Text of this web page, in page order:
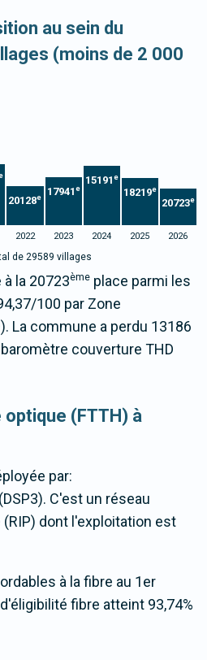
au sein du
(moins de 2 000
20128e 17941 e
15191 e
18219e
20723e
2022 2023 2024 2025 2026
de 29589 villages
la 20723ème place parmi les
100 par Zone
). La commune a perdu 13186
couverture THD
optique (FTTH) à
par:
C'est un réseau
dont l'exploitation est
à la fibre au 1er
fibre atteint 93,74%